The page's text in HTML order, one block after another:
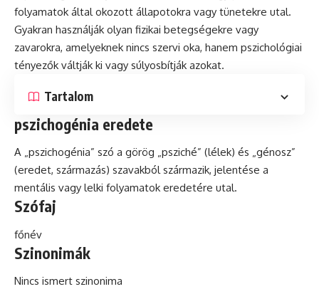
folyamatok által okozott állapotokra vagy tünetekre utal.
Gyakran használják olyan fizikai betegségekre vagy
zavarokra, amelyeknek nincs szervi oka, hanem pszichológiai
tényezők váltják ki vagy súlyosbítják azokat.
Tartalom
pszichogénia eredete
A „pszichogénia” szó a görög „psziché” (lélek) és „génosz”
(eredet, származás) szavakból származik, jelentése a
mentális vagy lelki folyamatok eredetére utal.
Szófaj
főnév
Szinonimák
Nincs ismert szinonima